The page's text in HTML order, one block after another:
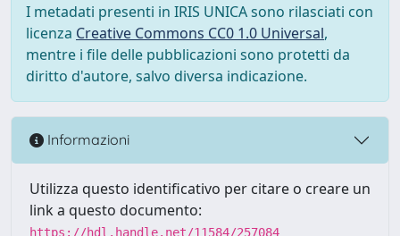
I metadati presenti in IRIS UNICA sono rilasciati con
licenza Creative Commons CC0 1.0 Universal,
mentre i file delle pubblicazioni sono protetti da
diritto d'autore, salvo diversa indicazione.
Informazioni
Utilizza questo identificativo per citare o creare un
link a questo documento:
https://hdl.handle.net/11584/257084